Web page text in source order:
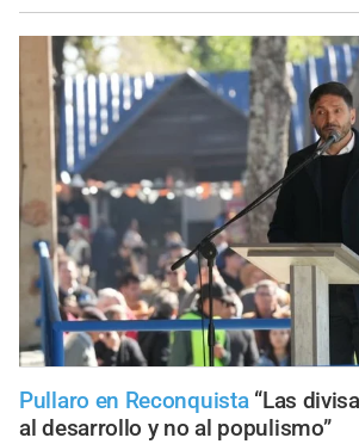
Pullaro en Reconquista “Las
al desarrollo y no al populismo”